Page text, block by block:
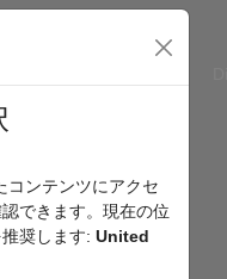
コンテンツにアクセ
できます。現在の位
奨します: United